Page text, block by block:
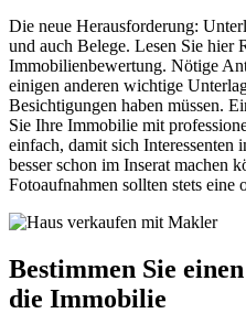
Die neue Herausforderung:
und auch Belege. Lesen Sie hier
Immobilienbewertung. Nötige
einigen anderen wichtige
Besichtigungen haben müssen.
Sie Ihre Immobilie mit
einfach, damit sich Interessenten
besser schon im Inserat machen
Fotoaufnahmen sollten stets eine
Bestimmen Sie
die Immobilie